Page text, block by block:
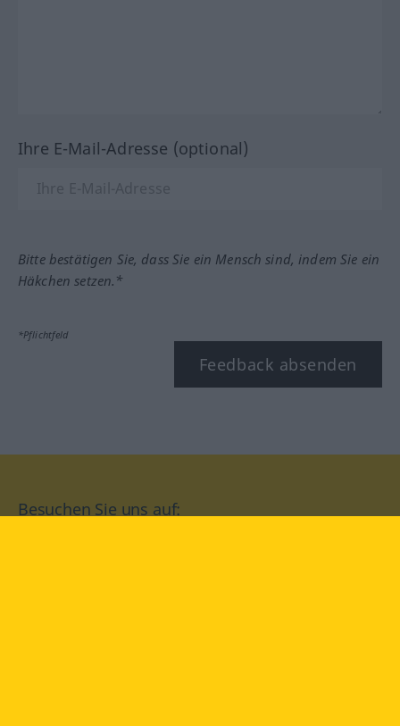
Ihre E-Mail-Adresse (optional)
Bitte bestätigen Sie, dass Sie ein Mensch sind, indem Sie ein
Häkchen setzen.*
*Pflichtfeld
Feedback absenden
Besuchen Sie uns auf: